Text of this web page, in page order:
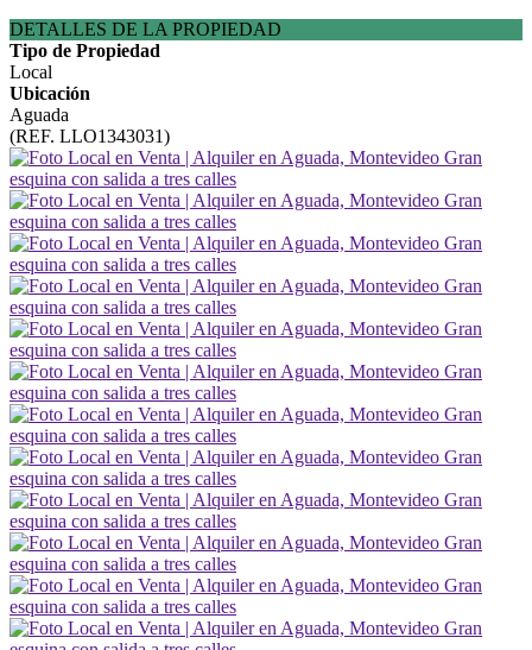
DETALLES DE LA PROPIEDAD
Tipo de Propiedad
Local
Ubicación
Aguada
(REF. LLO1343031)